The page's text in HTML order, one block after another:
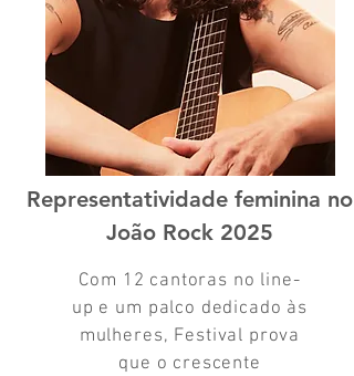
Representatividade feminina no
João Rock 2025
Com 12 cantoras no line-
up e um palco dedicado às
mulheres, Festival prova
que o crescente